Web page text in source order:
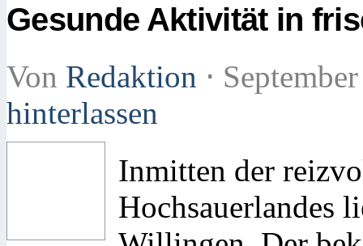
Gesunde Aktivität in
Von Redaktion ⋅
hinterlassen
Inmitten der
Hochsauerlandes